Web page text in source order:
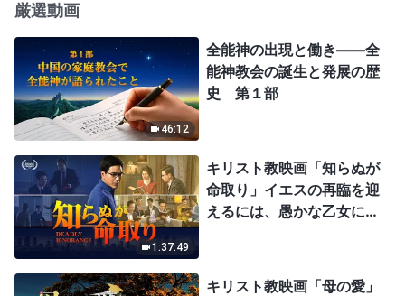
厳選動画
46:12
全能神の出現と働き——全
能神教会の誕生と発展の歴
史 第１部
1:37:49
キリスト教映画「知らぬが
命取り」イエスの再臨を迎
えるには、愚かな乙女にな
キリスト教映画「母の愛」